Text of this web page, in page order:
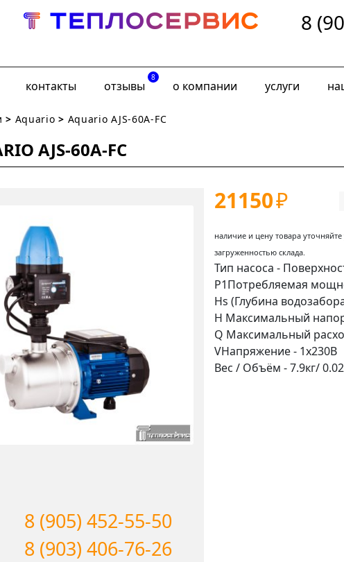
8
контакты отзывы
8
о компании услуги
> Aquario > Aquario AJS-60A-FС
AJS-60A-FС
8 (905) 452-55-50
8 (903) 406-76-26
21150₽
наличие и цену товара
загруженностью склада.
Тип насоса -
P1Потребляемая
Hs (Глубина
H Максимальный
Q Максимальный
VНапряжение - 1x230В
Вес / Объём -7.9кг/ 0.02